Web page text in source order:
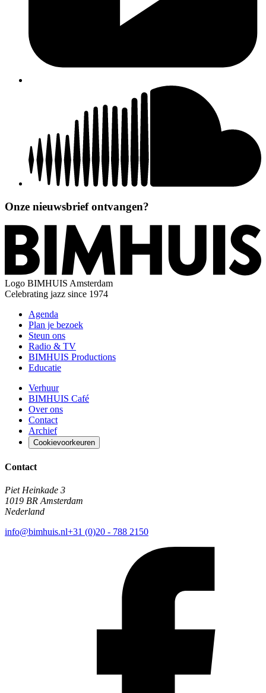
Onze nieuwsbrief ontvangen?
Logo BIMHUIS Amsterdam
Celebrating jazz since 1974
Agenda
Plan je bezoek
Steun ons
Radio & TV
BIMHUIS Productions
Educatie
Verhuur
BIMHUIS Café
Over ons
Contact
Archief
Cookievoorkeuren
Contact
Piet Heinkade 3
1019 BR Amsterdam
Nederland
info@bimhuis.nl+31 (0)20 - 788 2150